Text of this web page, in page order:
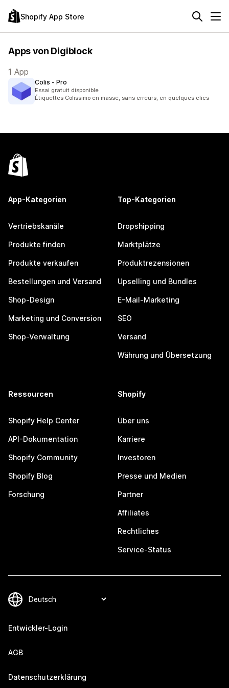
Shopify App Store
Apps von Digiblock
1 App
Colis ‑ Pro
Essai gratuit disponible
Étiquettes Colissimo en masse, sans erreurs, en quelques clics
App-Kategorien
Vertriebskanäle
Produkte finden
Produkte verkaufen
Bestellungen und Versand
Shop-Design
Marketing und Conversion
Shop-Verwaltung
Top-Kategorien
Dropshipping
Marktplätze
Produktrezensionen
Upselling und Bundles
E-Mail-Marketing
SEO
Versand
Währung und Übersetzung
Ressourcen
Shopify Help Center
API-Dokumentation
Shopify Community
Shopify Blog
Forschung
Shopify
Über uns
Karriere
Investoren
Presse und Medien
Partner
Affiliates
Rechtliches
Service-Status
Entwickler-Login
AGB
Datenschutzerklärung